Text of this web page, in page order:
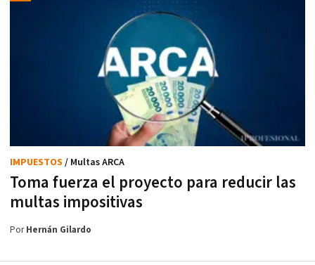
Toma fuerza el proyecto para reducir las
multas impositivas
IMPUESTOS / Multas ARCA
PorHernán Gilardo